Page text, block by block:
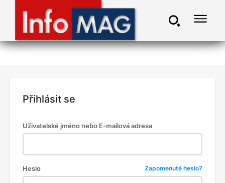
Přihlásit se
Uživatelské jméno nebo E-mailová adresa
Heslo Zapomenuté heslo?